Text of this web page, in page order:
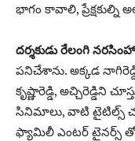
భాగం కావాలి, ప్రేక్షకుల్ని
దర్శకుడు రేలంగి
పనిచేశాను. అక్కడ
కృష్ణారెడ్డి, అచ్చిరెడ్డిని
సినిమాలు, వాటి టైటిల్స్
ఫ్యామిలీ ఎంటర్ టైనర్స్ తో